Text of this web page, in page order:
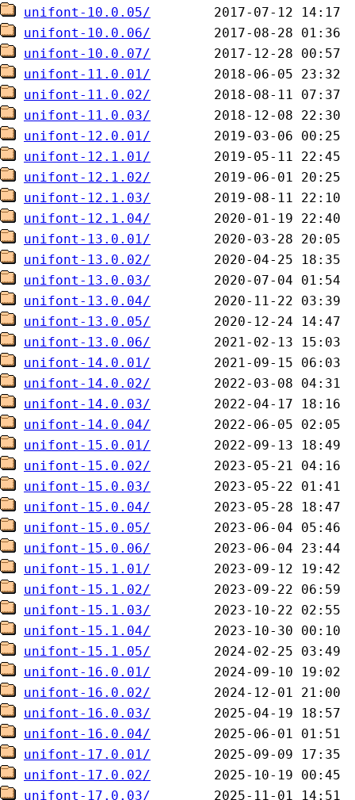
unifont-10.0.05/
unifont-10.0.06/
unifont-10.0.07/
unifont-11.0.01/
unifont-11.0.02/
unifont-11.0.03/
unifont-12.0.01/
unifont-12.1.01/
unifont-12.1.02/
unifont-12.1.03/
unifont-12.1.04/
unifont-13.0.01/
unifont-13.0.02/
unifont-13.0.03/
unifont-13.0.04/
unifont-13.0.05/
unifont-13.0.06/
unifont-14.0.01/
unifont-14.0.02/
unifont-14.0.03/
unifont-14.0.04/
unifont-15.0.01/
unifont-15.0.02/
unifont-15.0.03/
unifont-15.0.04/
unifont-15.0.05/
unifont-15.0.06/
unifont-15.1.01/
unifont-15.1.02/
unifont-15.1.03/
unifont-15.1.04/
unifont-15.1.05/
unifont-16.0.01/
unifont-16.0.02/
unifont-16.0.03/
unifont-16.0.04/
unifont-17.0.01/
unifont-17.0.02/
unifont-17.0.03/